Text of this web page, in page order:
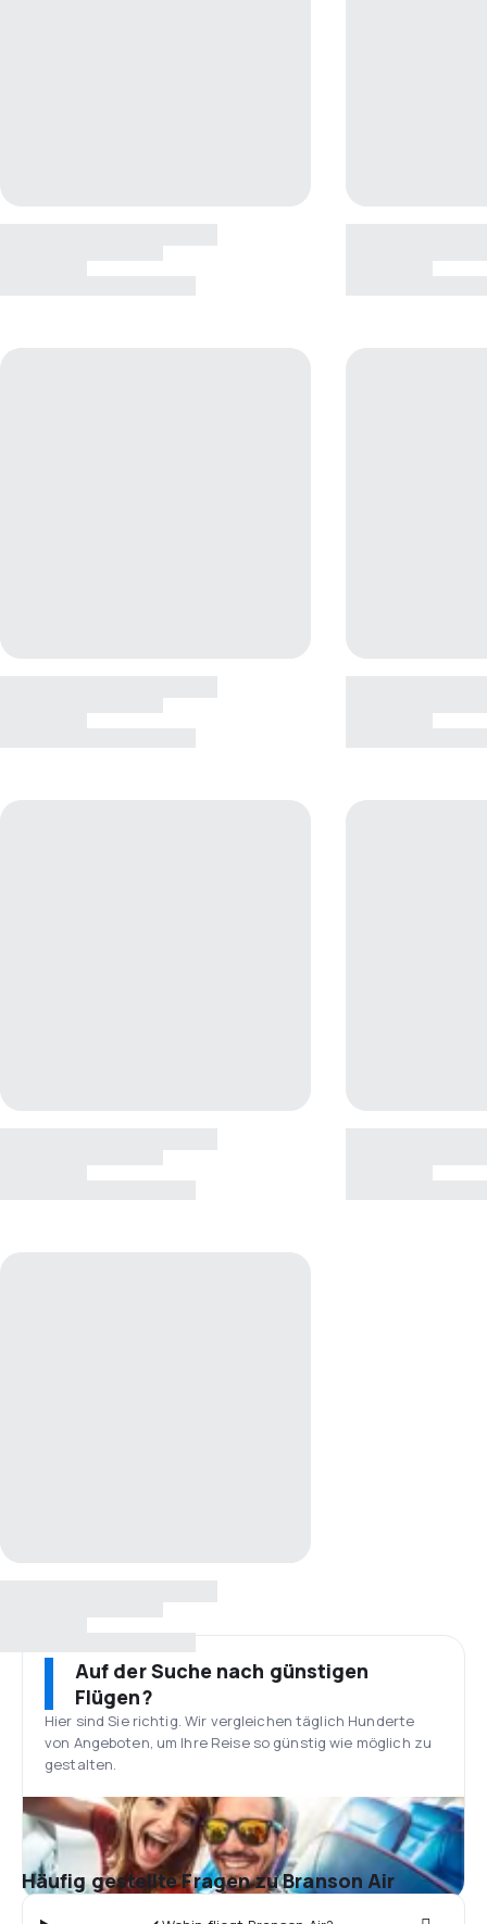
Auf der Suche nach günstigen
Flügen?
Hier sind Sie richtig. Wir vergleichen täglich Hunderte
von Angeboten, um Ihre Reise so günstig wie möglich zu
gestalten.
Häufig gestellte Fragen zu Branson Air